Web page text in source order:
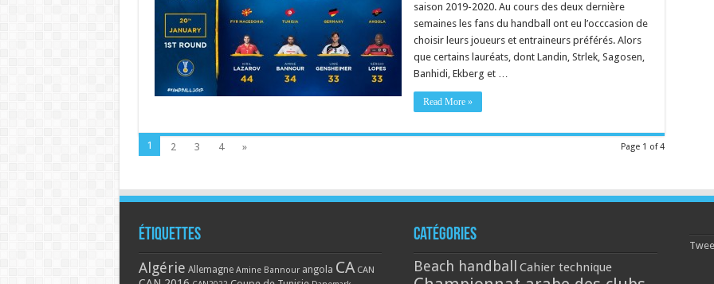
saison 2019-2020. Au cours des deux dernière
semaines les fans du handball ont eu l’occcasion de
choisir leurs joueurs et entraineurs préférés. Alors
que certains lauréats, dont Landin, Strlek, Sagosen,
Banhidi, Ekberg et …
Read More »
Page 1 of 4
1 2 3 4 »
Étiquettes
Algérie Allemagne Amine Bannour angola CA CAN
Catégories
Beach handball Cahier technique